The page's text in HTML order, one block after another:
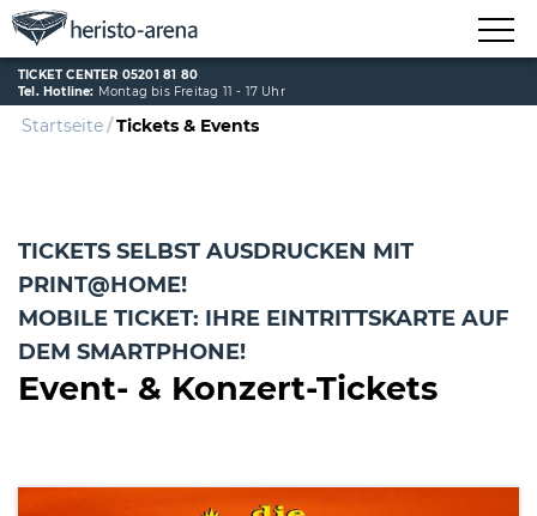
TICKET CENTER 05201 81 80
Tel. Hotline: Montag bis Freitag 11 - 17 Uhr
Startseite Tickets & Events
TICKETS SELBST AUSDRUCKEN MIT
PRINT@HOME!
MOBILE TICKET: IHRE EINTRITTSKARTE AUF
DEM SMARTPHONE!
Event- & Konzert-Tickets